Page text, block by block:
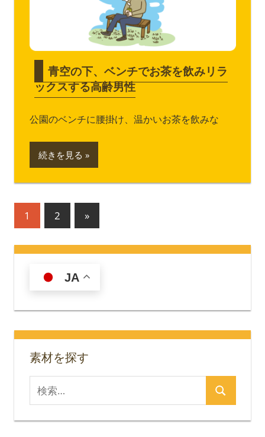
青空の下、ベンチでお茶を飲みリラ
ックスする高齢男性
公園のベンチに腰掛け、温かいお茶を飲みな
続きを見る
投
の
ー
ジ
送
り
1 2
次
の
記
»
JA
素材を探す
索
対
検